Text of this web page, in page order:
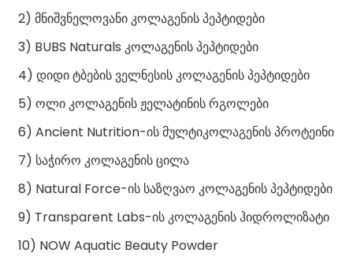
2) მნიშვნელოვანი კოლაგენის პეპტიდები
3) BUBS Naturals კოლაგენის პეპტიდები
4) დიდი ტბების ველნესის კოლაგენის პეპტიდები
5) ოლი კოლაგენის ჟელატინის რგოლები
6) Ancient Nutrition-ის მულტიკოლაგენის პროტეინი
7) საჭირო კოლაგენის ცილა
8) Natural Force-ის საზღვაო კოლაგენის პეპტიდები
9) Transparent Labs-ის კოლაგენის ჰიდროლიზატი
10) NOW Aquatic Beauty Powder